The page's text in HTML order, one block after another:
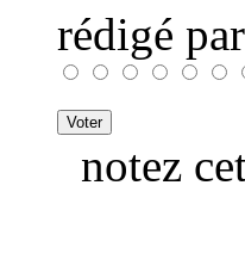
rédigé par
notez